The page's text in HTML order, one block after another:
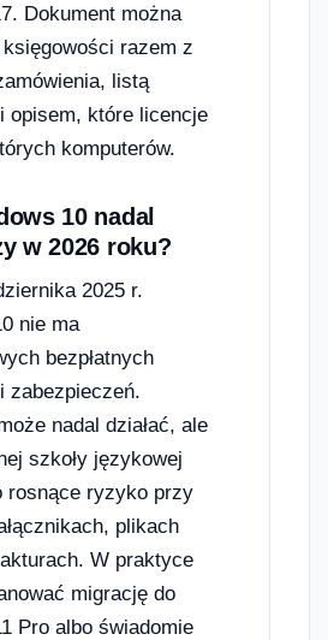
Dokument można
razem z
listą
opisem, które licencje
komputerów.
10 nadal
w 2026 roku?
2025 r.
nie ma
bezpłatnych
zabezpieczeń.
nadal działać, ale
szkoły językowej
rosnące ryzyko przy
plikach
W praktyce
migrację do
Pro albo świadomie